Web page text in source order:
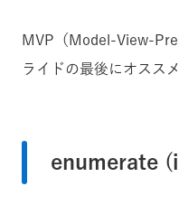
MVP（Model-View-
ライドの最後にオスス
enumerate